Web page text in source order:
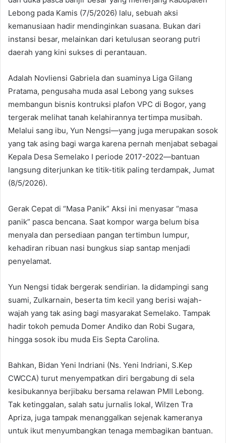
Lebong pada Kamis (7/5/2026) lalu, sebuah aksi
kemanusiaan hadir mendinginkan suasana. Bukan dari
instansi besar, melainkan dari ketulusan seorang putri
daerah yang kini sukses di perantauan.
Adalah Novliensi Gabriela dan suaminya Liga Gilang
Pratama, pengusaha muda asal Lebong yang sukses
membangun bisnis kontruksi plafon VPC di Bogor, yang
tergerak melihat tanah kelahirannya tertimpa musibah.
Melalui sang ibu, Yun Nengsi—yang juga merupakan sosok
yang tak asing bagi warga karena pernah menjabat sebagai
Kepala Desa Semelako I periode 2017-2022—bantuan
langsung diterjunkan ke titik-titik paling terdampak, Jumat
(8/5/2026).
Gerak Cepat di “Masa Panik” Aksi ini menyasar “masa
panik” pasca bencana. Saat kompor warga belum bisa
menyala dan persediaan pangan tertimbun lumpur,
kehadiran ribuan nasi bungkus siap santap menjadi
penyelamat.
Yun Nengsi tidak bergerak sendirian. Ia didampingi sang
suami, Zulkarnain, beserta tim kecil yang berisi wajah-
wajah yang tak asing bagi masyarakat Semelako. Tampak
hadir tokoh pemuda Domer Andiko dan Robi Sugara,
hingga sosok ibu muda Eis Septa Carolina.
Bahkan, Bidan Yeni Indriani (Ns. Yeni Indriani, S.Kep
CWCCA) turut menyempatkan diri bergabung di sela
kesibukannya berjibaku bersama relawan PMII Lebong.
Tak ketinggalan, salah satu jurnalis lokal, Wilzen Tra
Apriza, juga tampak menanggalkan sejenak kameranya
untuk ikut menyumbangkan tenaga membagikan bantuan.